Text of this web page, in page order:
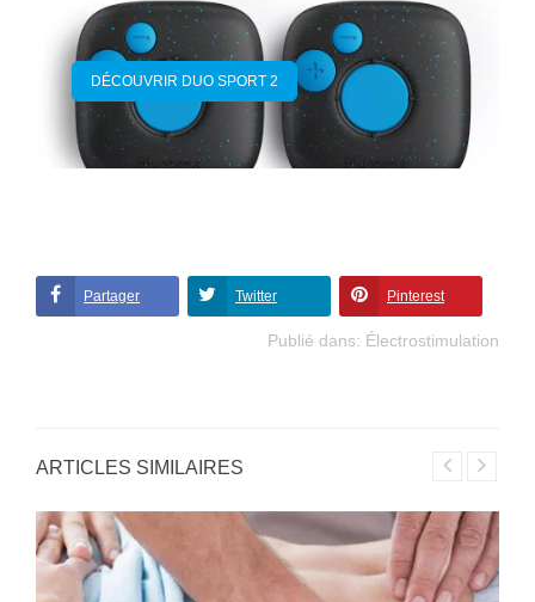
DÉCOUVRIR DUO SPORT 2
Partager Twitter Pinterest
Publié dans: Électrostimulation
ARTICLES SIMILAIRES